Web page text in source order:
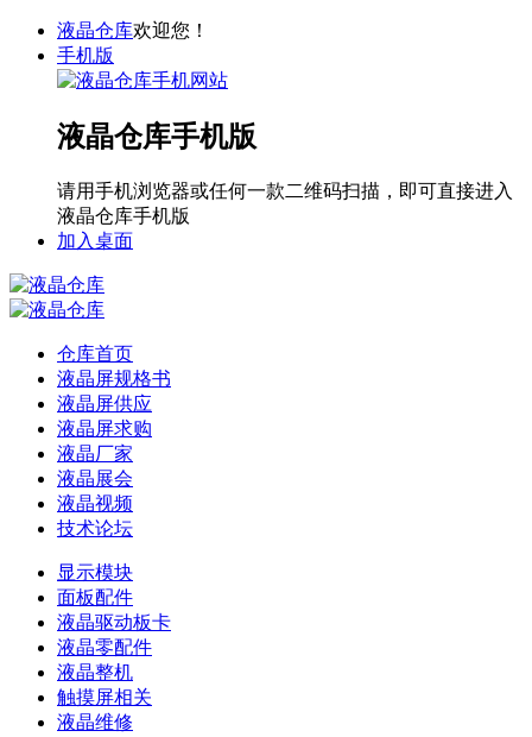
液晶仓库欢迎您！
手机版
液晶仓库手机版
请用手机浏览器或任何一款二维码扫描，即可直接进入
液晶仓库手机版
加入桌面
仓库首页
液晶屏规格书
液晶屏供应
液晶屏求购
液晶厂家
液晶展会
液晶视频
技术论坛
显示模块
面板配件
液晶驱动板卡
液晶零配件
液晶整机
触摸屏相关
液晶维修